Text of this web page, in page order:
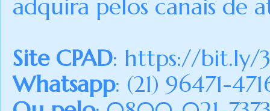
adquira pelos canais de
Site CPAD: https://bit.ly/
Whatsapp: (21) 96471-